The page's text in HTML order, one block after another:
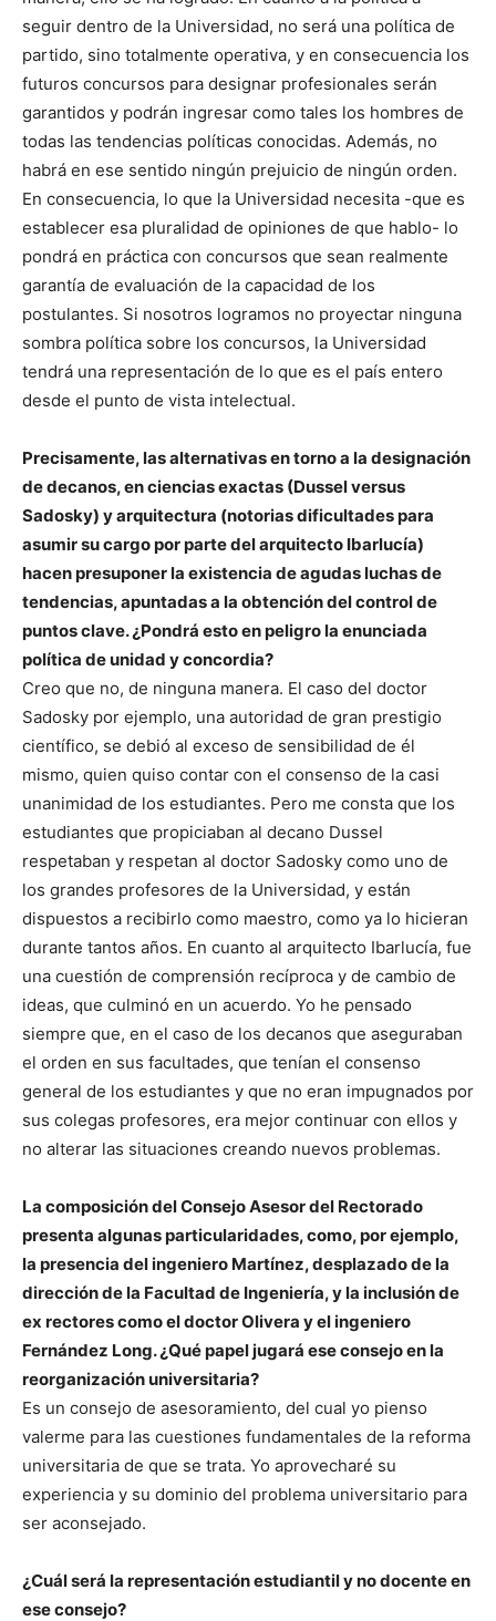
seguir dentro de la Universidad, no será una política de
partido, sino totalmente operativa, y en consecuencia los
futuros concursos para designar profesionales serán
garantidos y podrán ingresar como tales los hombres de
todas las tendencias políticas conocidas. Además, no
habrá en ese sentido ningún prejuicio de ningún orden.
En consecuencia, lo que la Universidad necesita -que es
establecer esa pluralidad de opiniones de que hablo- lo
pondrá en práctica con concursos que sean realmente
garantía de evaluación de la capacidad de los
postulantes. Si nosotros logramos no proyectar ninguna
sombra política sobre los concursos, la Universidad
tendrá una representación de lo que es el país entero
desde el punto de vista intelectual.
Precisamente, las alternativas en torno a la designación
de decanos, en ciencias exactas (Dussel versus
Sadosky) y arquitectura (notorias dificultades para
asumir su cargo por parte del arquitecto Ibarlucía)
hacen presuponer la existencia de agudas luchas de
tendencias, apuntadas a la obtención del control de
puntos clave. ¿Pondrá esto en peligro la enunciada
política de unidad y concordia?
Creo que no, de ninguna manera. El caso del doctor
Sadosky por ejemplo, una autoridad de gran prestigio
científico, se debió al exceso de sensibilidad de él
mismo, quien quiso contar con el consenso de la casi
unanimidad de los estudiantes. Pero me consta que los
estudiantes que propiciaban al decano Dussel
respetaban y respetan al doctor Sadosky como uno de
los grandes profesores de la Universidad, y están
dispuestos a recibirlo como maestro, como ya lo hicieran
durante tantos años. En cuanto al arquitecto Ibarlucía, fue
una cuestión de comprensión recíproca y de cambio de
ideas, que culminó en un acuerdo. Yo he pensado
siempre que, en el caso de los decanos que aseguraban
el orden en sus facultades, que tenían el consenso
general de los estudiantes y que no eran impugnados por
sus colegas profesores, era mejor continuar con ellos y
no alterar las situaciones creando nuevos problemas.
La composición del Consejo Asesor del Rectorado
presenta algunas particularidades, como, por ejemplo,
la presencia del ingeniero Martínez, desplazado de la
dirección de la Facultad de Ingeniería, y la inclusión de
ex rectores como el doctor Olivera y el ingeniero
Fernández Long. ¿Qué papel jugará ese consejo en la
reorganización universitaria?
Es un consejo de asesoramiento, del cual yo pienso
valerme para las cuestiones fundamentales de la reforma
universitaria de que se trata. Yo aprovecharé su
experiencia y su dominio del problema universitario para
ser aconsejado.
¿Cuál será la representación estudiantil y no docente en
ese consejo?